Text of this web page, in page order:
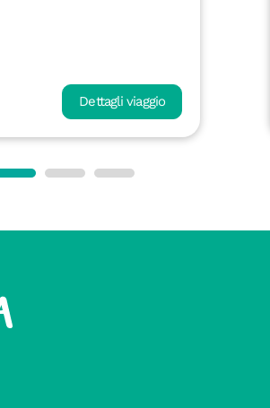
Dettagli viaggio